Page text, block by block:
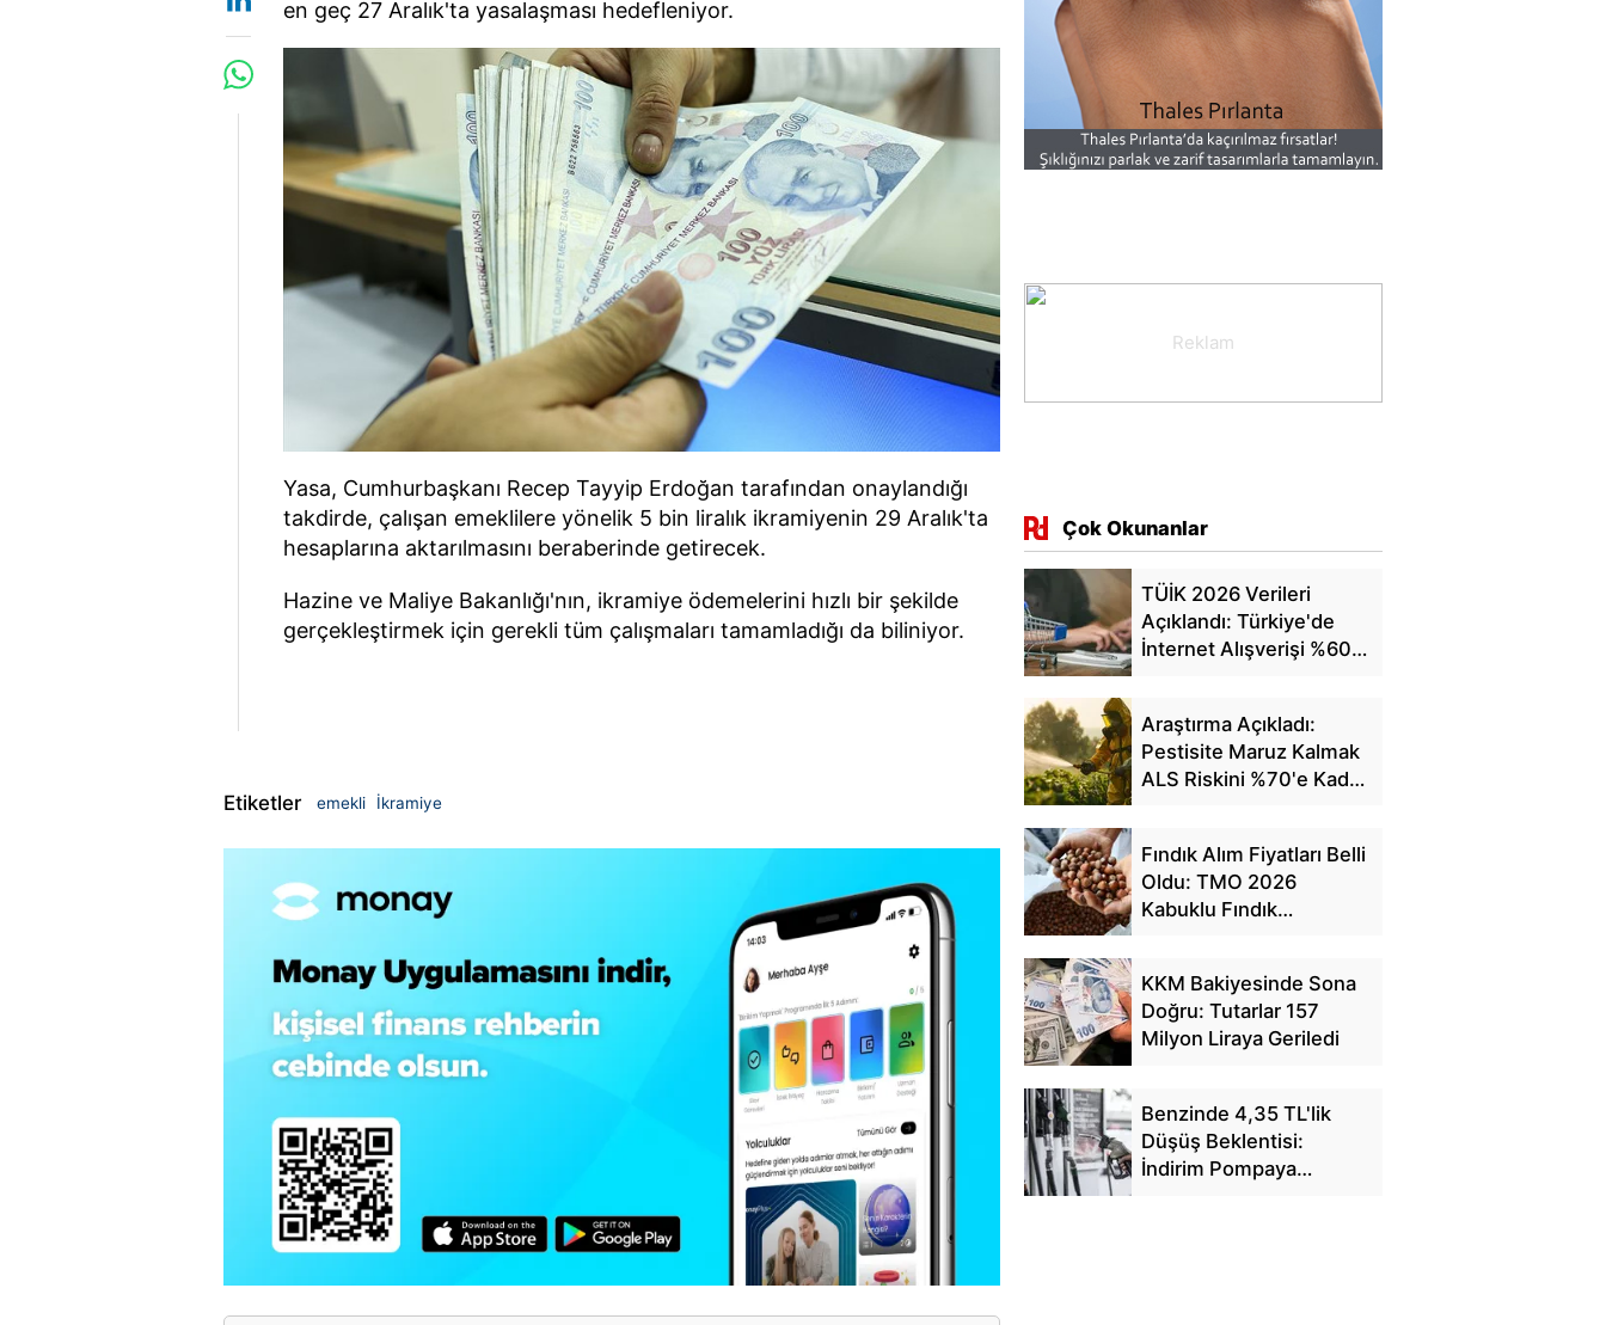
en geç 27 Aralık'ta yasalaşması hedefleniyor.
Yasa, Cumhurbaşkanı Recep Tayyip Erdoğan tarafından onaylandığı
takdirde, çalışan emeklilere yönelik 5 bin liralık ikramiyenin 29 Aralık'ta
hesaplarına aktarılmasını beraberinde getirecek.
Hazine ve Maliye Bakanlığı'nın, ikramiye ödemelerini hızlı bir şekilde
gerçekleştirmek için gerekli tüm çalışmaları tamamladığı da biliniyor.
Etiketler emekli İkramiye
Çok Okunanlar
TÜİK 2026 Verileri
Açıklandı: Türkiye'de
İnternet Alışverişi %60'a
Araştırma Açıkladı:
Pestisite Maruz Kalmak
ALS Riskini %70'e Kadar
Fındık Alım Fiyatları Belli
Oldu: TMO 2026
Kabuklu Fındık
KKM Bakiyesinde Sona
Doğru: Tutarlar 157
Milyon Liraya Geriledi
Benzinde 4,35 TL'lik
Düşüş Beklentisi:
İndirim Pompaya